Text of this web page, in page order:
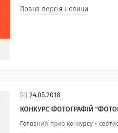
Повна версія новини
24.05.2018
КОНКУРС ФОТОГРАФІЙ
Головний приз конкурсу -